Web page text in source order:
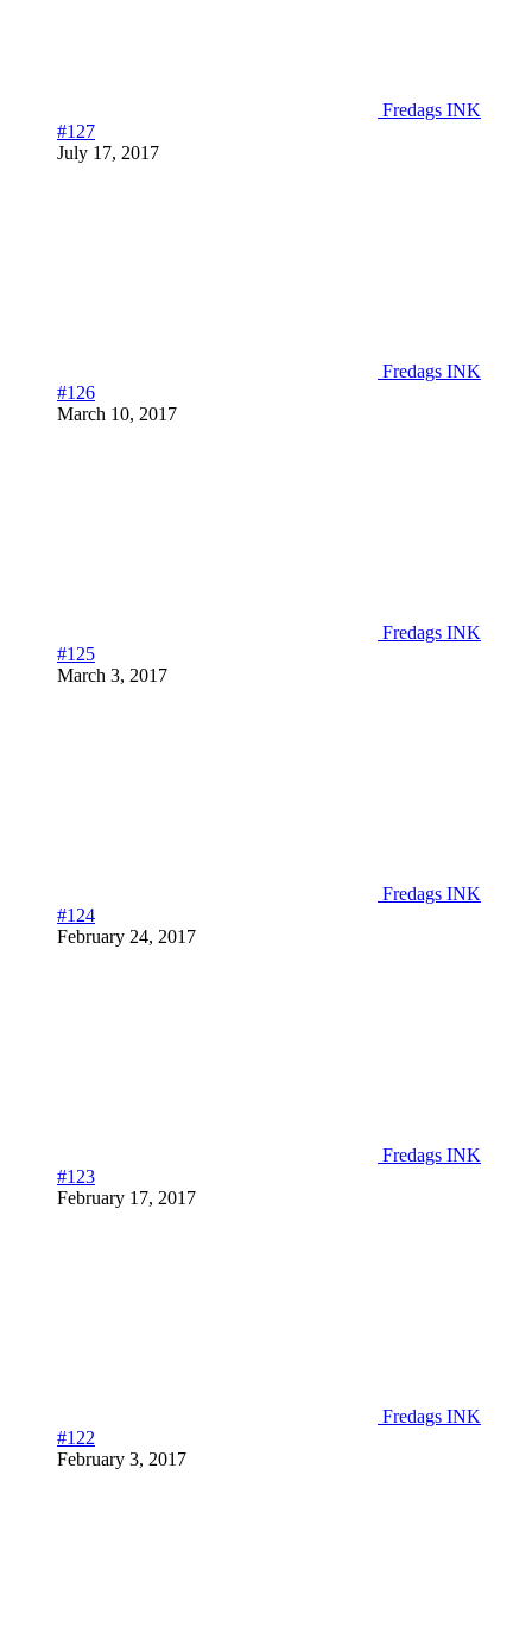
Fredags INK
#127
July 17, 2017
Fredags INK
#126
March 10, 2017
Fredags INK
#125
March 3, 2017
Fredags INK
#124
February 24, 2017
Fredags INK
#123
February 17, 2017
Fredags INK
#122
February 3, 2017